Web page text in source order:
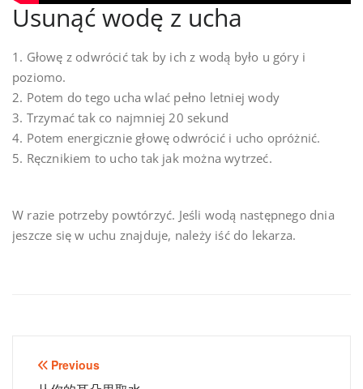
Usunąć wodę z ucha
1. Głowę z odwrócić tak by ich z wodą było u góry i
poziomo.
2. Potem do tego ucha wlać pełno letniej wody
3. Trzymać tak co najmniej 20 sekund
4. Potem energicznie głowę odwrócić i ucho opróżnić.
5. Ręcznikiem to ucho tak jak można wytrzeć.
W razie potrzeby powtórzyć. Jeśli wodą następnego dnia
jeszcze się w uchu znajduje, należy iść do lekarza.
Beitragsnavigation
Previous